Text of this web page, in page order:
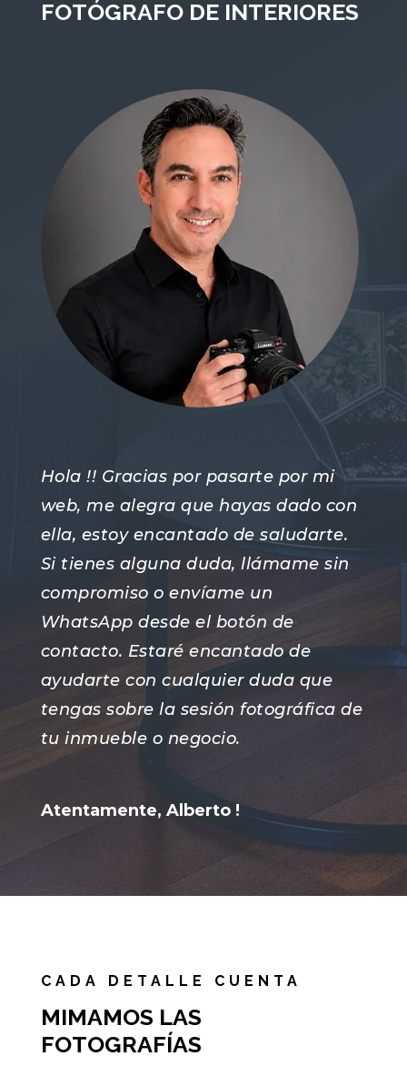
FOTÓGRAFO DE INTERIORES
Hola !! Gracias por pasarte por mi
web, me alegra que hayas dado con
ella, estoy encantado de saludarte.
Si tienes alguna duda, llámame sin
compromiso o envíame un
WhatsApp desde el botón de
contacto. Estaré encantado de
ayudarte con cualquier duda que
tengas sobre la sesión fotográfica de
tu inmueble o negocio.
Atentamente, Alberto !
CADA DETALLE CUENTA
MIMAMOS LAS
FOTOGRAFÍAS